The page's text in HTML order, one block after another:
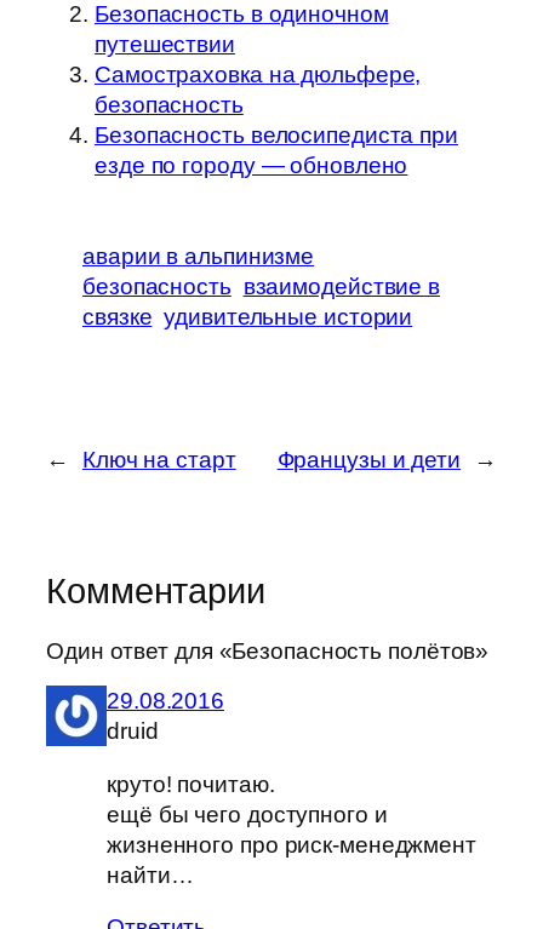
Безопасность в одиночном
путешествии
Самостраховка на дюльфере,
безопасность
Безопасность велосипедиста при
езде по городу — обновлено
аварии в альпинизме
безопасность взаимодействие в
связке удивительные истории
← Ключ на старт Французы и дети →
Комментарии
Один ответ для «Безопасность полётов»
29.08.2016
druid
круто! почитаю.
ещё бы чего доступного и
жизненного про риск-менеджмент
найти…